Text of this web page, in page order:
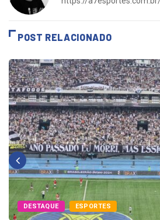
https://a7esportes.com.br/
POST RELACIONADO
DESTAQUE ESPORTES